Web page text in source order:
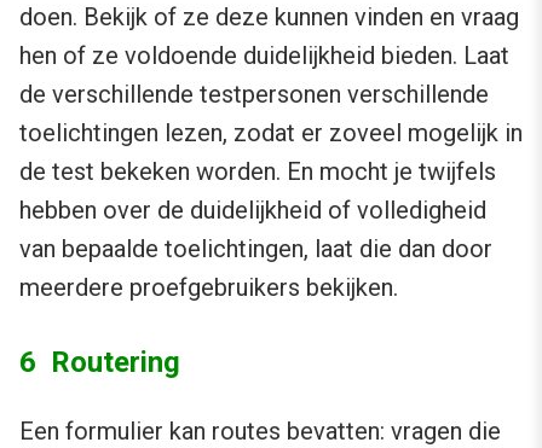
doen. Bekijk of ze deze kunnen vinden en vraag
hen of ze voldoende duidelijkheid bieden. Laat
de verschillende testpersonen verschillende
toelichtingen lezen, zodat er zoveel mogelijk in
de test bekeken worden. En mocht je twijfels
hebben over de duidelijkheid of volledigheid
van bepaalde toelichtingen, laat die dan door
meerdere proefgebruikers bekijken.
6 Routering
Een formulier kan routes bevatten: vragen die